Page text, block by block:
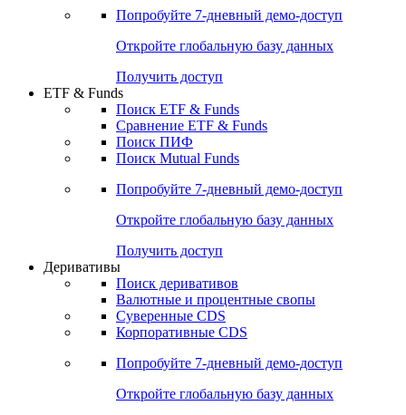
Попробуйте 7-дневный демо-доступ
Откройте глобальную базу данных
Получить доступ
ETF & Funds
Поиск ETF & Funds
Сравнение ETF & Funds
Поиск ПИФ
Поиск Mutual Funds
Попробуйте 7-дневный демо-доступ
Откройте глобальную базу данных
Получить доступ
Деривативы
Поиск деривативов
Валютные и процентные свопы
Суверенные CDS
Корпоративные CDS
Попробуйте 7-дневный демо-доступ
Откройте глобальную базу данных